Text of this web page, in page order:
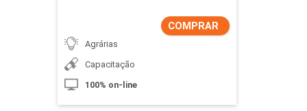
COMPRAR
Agrárias
Capacitação
100% on-line